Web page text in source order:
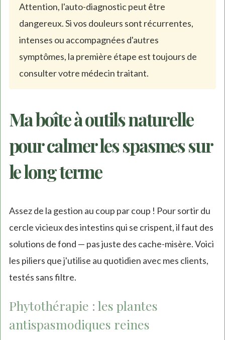
Attention, l'auto-diagnostic peut être
dangereux. Si vos douleurs sont récurrentes,
intenses ou accompagnées d'autres
symptômes, la première étape est toujours de
consulter votre médecin traitant.
Ma boîte à outils naturelle
pour calmer les spasmes sur
le long terme
Assez de la gestion au coup par coup ! Pour sortir du
cercle vicieux des intestins qui se crispent, il faut des
solutions de fond — pas juste des cache-misère. Voici
les piliers que j'utilise au quotidien avec mes clients,
testés sans filtre.
Phytothérapie : les plantes
antispasmodiques reines